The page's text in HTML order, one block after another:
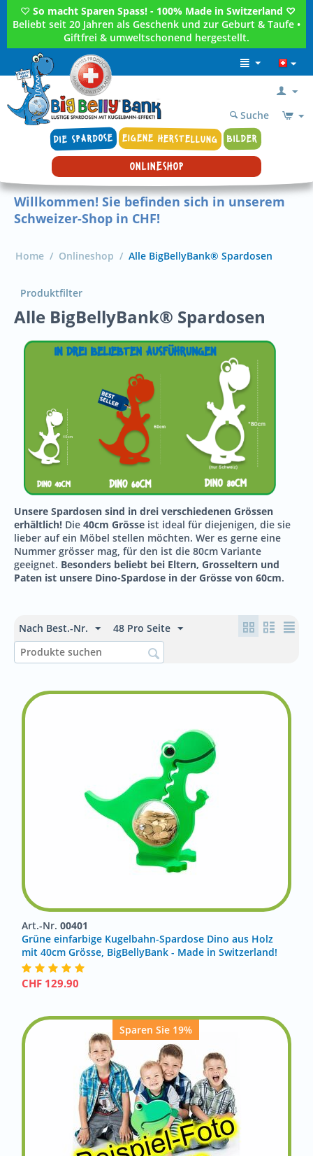
♡ So macht Sparen Spass! - 100% Made in Switzerland ♡
Beliebt seit 20 Jahren als Geschenk und zur Geburt & Taufe •
Giftfrei & umweltschonend hergestellt.
DIE SPARDOSE EIGENE HERSTELLUNG BILDER
Suche
ONLINESHOP
Willkommen! Sie befinden sich in unserem
Schweizer-Shop in CHF!
Home / Onlineshop / Alle BigBellyBank® Spardosen
Produktfilter
Alle BigBellyBank® Spardosen
Unsere Spardosen sind in drei verschiedenen Grössen
erhältlich! Die 40cm Grösse ist ideal für diejenigen, die sie
lieber auf ein Möbel stellen möchten. Wer es gerne eine
Nummer grösser mag, für den ist die 80cm Variante
geeignet. Besonders beliebt bei Eltern, Grosseltern und
Paten ist unsere Dino-Spardose in der Grösse von 60cm.
Nach Best.-Nr. 48 Pro Seite
Art.-Nr. 00401
Grüne einfarbige Kugelbahn-Spardose Dino aus Holz
mit 40cm Grösse, BigBellyBank - Made in Switzerland!
CHF 129.90
Sparen Sie 19%